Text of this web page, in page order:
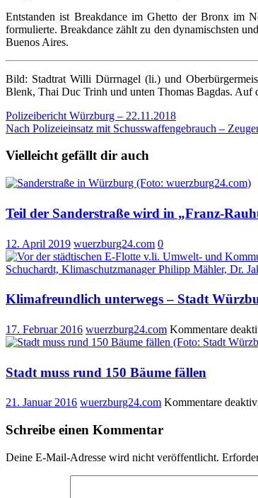
Entstanden ist Breakdance im Ghetto der Bronx im
formulierte. Breakdance zählt zu den dynamischsten
Buenos Aires.
Bild: Stadtrat Willi Dürrnagel (li.) und
Blenk, Thai Duc Trinh und unten Thomas Bagdas.
Beitragsnavigation
Polizeibericht Würzburg – 22.11.2018
Nach Polizeieinsatz mit Schusswaffengebrauch –
Vielleicht gefällt dir auch
Teil der Sanderstraße wird in „Franz-
12. April 2019 wuerzburg24.com 0
Klimafreundlich unterwegs – Stadt
17. Februar 2016 wuerzburg24.com Kommentare
Stadt muss rund 150 Bäume fällen
21. Januar 2016 wuerzburg24.com Kommentare
Schreibe einen Kommentar
Deine E-Mail-Adresse wird nicht veröffentlicht.